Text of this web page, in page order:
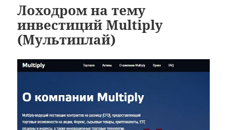
Лоходром на тему
инвестиций Multiply
(Мультиплай)